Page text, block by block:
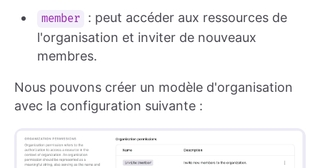
member
: peut accéder aux ressources de
l'organisation et inviter de nouveaux
membres.
Nous pouvons créer un modèle d'organisation
avec la configuration suivante :